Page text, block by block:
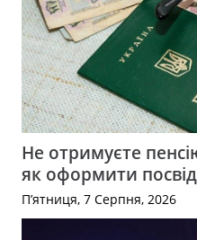
Не отримуєте
як оформити
П’ятниця, 7 Серпня, 2026